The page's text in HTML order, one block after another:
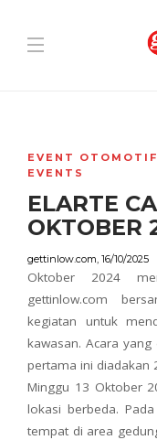
EVENT OTOMOTIF
EVENTS
ELARTE
OKTOBER
gettinlow.com, 16/10/2025
Oktober 2024
gettinlow.com
kegiatan untuk
kawasan. Acara
pertama ini diadakan
Minggu 13 Oktober
lokasi berbeda.
tempat di area